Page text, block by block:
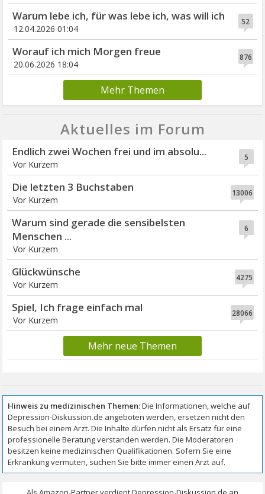
52
Warum lebe ich, für was lebe ich, was will ich
12.04.2026 01:04
876
Worauf ich mich Morgen freue
20.06.2026 18:04
Mehr Themen
Aktuelles im Forum
5
Endlich zwei Wochen frei und im absolu...
Vor Kurzem
13006
Die letzten 3 Buchstaben
Vor Kurzem
6
Warum sind gerade die sensibelsten
Menschen ...
Vor Kurzem
4275
Glückwünsche
Vor Kurzem
28066
Spiel, Ich frage einfach mal
Vor Kurzem
Mehr neue Themen